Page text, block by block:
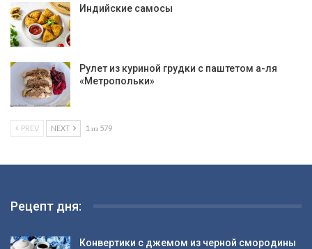
Индийские самосы
Рулет из куриной грудки с паштетом а-ля
«Метропольки»
PREV NEXT 1 из 579
Рецепт дня:
Конвертики с джемом из черной смородины